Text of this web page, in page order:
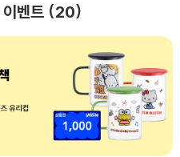
벤트 20